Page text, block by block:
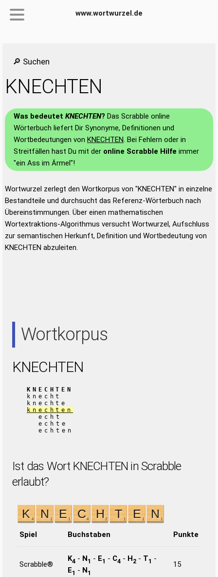
www.wortwurzel.de
🔎 Suchen
KNECHTEN
Was bedeutet KNECHTEN? Das Scrabble online
Wörterbuch liefert Dir Synonyme, Definitionen und
Wortbedeutungen von KNECHTEN. Bei Fehlern oder in
Streitfällen hast Du mit der online Scrabble Hilfe immer
"ein Ass im Ärmel"!
Wortwurzel zerlegt den Wortkorpus von "KNECHTEN" in einzelne
Bestandteile und durchsucht das Referenz-Wörterbuch nach
Übereinstimmungen. Über einen mathematischen
Wortextraktions-Algorithmus versucht Wortwurzel, Aufschluss
zur semantischen Herkunft, Definition und Wortbedeutung von
KNECHTEN abzuleiten.
Wortkorpus
KNECHTEN
KNECHTEN
knecht
knechte
knechten
echt
echte
echten
Ist das Wort KNECHTEN in Scrabble
erlaubt?
Spiel Buchstaben Punkte
Scrabble®
K4 - N1 - E1 - C4 - H2 - T1 -
E1 - N1
15